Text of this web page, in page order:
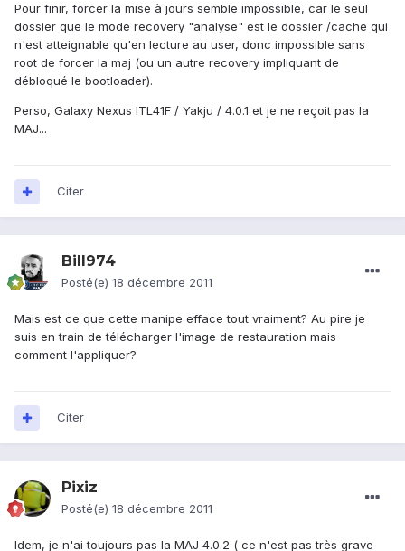
Pour finir, forcer la mise à jours semble impossible, car le seul
dossier que le mode recovery "analyse" est le dossier /cache qui
n'est atteignable qu'en lecture au user, donc impossible sans
root de forcer la maj (ou un autre recovery impliquant de
débloqué le bootloader).
Perso, Galaxy Nexus ITL41F / Yakju / 4.0.1 et je ne reçoit pas la
MAJ...
Citer
Bill974
Posté(e) 18 décembre 2011
Mais est ce que cette manipe efface tout vraiment? Au pire je
suis en train de télécharger l'image de restauration mais
comment l'appliquer?
Citer
Pixiz
Posté(e) 18 décembre 2011
Idem, je n'ai toujours pas la MAJ 4.0.2 ( ce n'est pas très grave